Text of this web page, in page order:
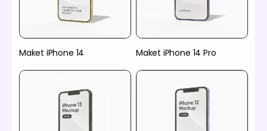
Maket iPhone 14 Maket iPhone 14 Pro